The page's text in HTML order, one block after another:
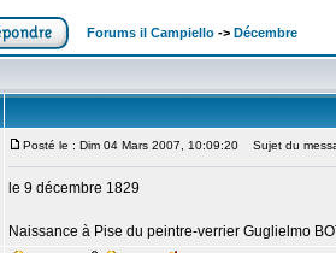
Forums il Campiello -> Décembre
Posté le : Dim 04 Mars 2007, 10:09:20 Sujet du
le 9 décembre 1829
Naissance à Pise du peintre-verrier Guglielmo